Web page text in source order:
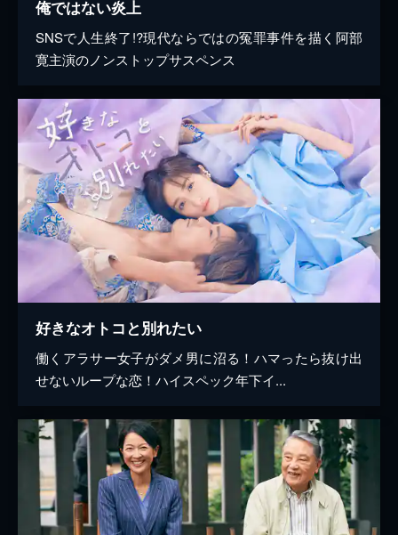
俺ではない炎上
SNSで人生終了!?現代ならではの冤罪事件を描く阿部
寛主演のノンストップサスペンス
好きなオトコと別れたい
働くアラサー女子がダメ男に沼る！ハマったら抜け出
せないループな恋！ハイスペック年下イ...